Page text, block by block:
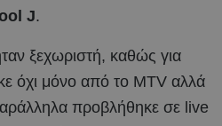
J.
ξεχωριστή, καθώς για
όχι μόνο από το MTV αλλά
προβλήθηκε σε live